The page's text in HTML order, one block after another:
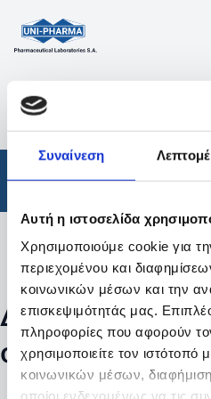
Συναίνεση
Αυτή η ιστοσελίδα
Χρησιμοποιούμε cookie για
περιεχομένου και
κοινωνικών μέσων και την
επισκεψιμότητάς μας.
πληροφορίες που αφορούν
χρησιμοποιείτε τον ιστότοπό
κοινωνικών μέσων,
οποίοι ενδεχομένως να τις
ΠΡΟΪΟΝΤΑ
ΑΠΟΤΕΛΕΣΜΑΤΑ
Φάρμακα
Φίλτρα
Δεν βρέθηκαν
συγκεκριμένα